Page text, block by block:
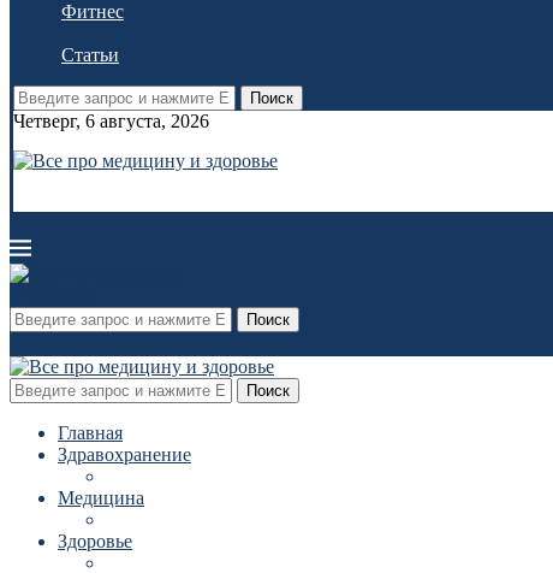
Фитнес
Статьи
Поиск
Четверг, 6 августа, 2026
Поиск
Поиск
Главная
Здравохранение
Медицина
Здоровье